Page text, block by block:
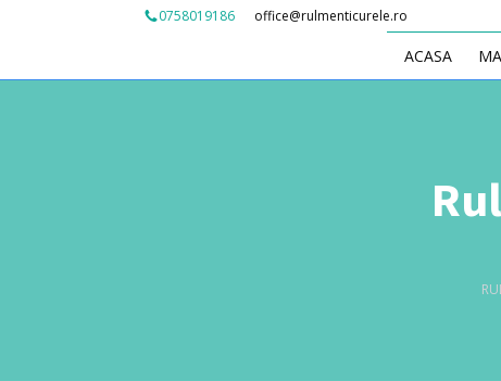
0758019186 office@rulmenticurele.ro
ACASA